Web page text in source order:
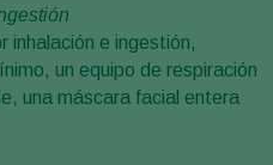
inhalación e ingestión,
un equipo de respiración
una máscara facial entera